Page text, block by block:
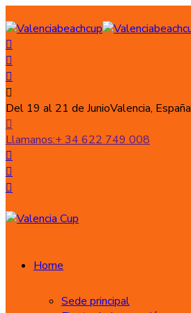
Del 19 al 21 de JunioValencia, España
Llamanos:+ 34 622 749 008
Home
Sede principal